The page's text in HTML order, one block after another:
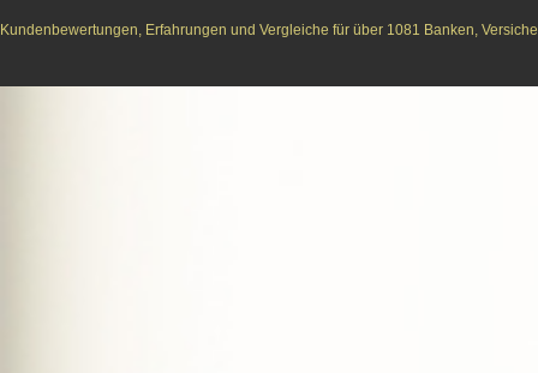
Kundenbewertungen, Erfahrungen und Vergleiche für über 1081 Banken,